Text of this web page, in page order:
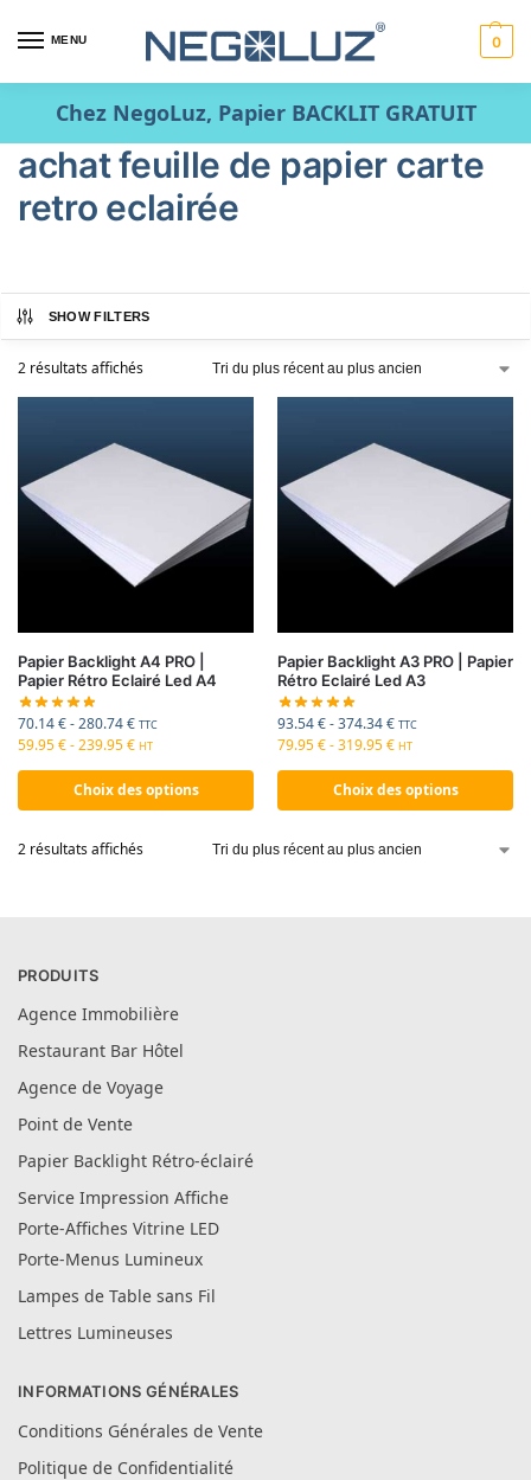
MENU 0
Chez NegoLuz, Papier BACKLIT GRATUIT
achat feuille de papier carte
retro eclairée
SHOW FILTERS
2 résultats affichés
Papier Backlight A4 PRO |
Papier Rétro Eclairé Led A4
70.14€-280.74€ TTC
59.95€-239.95€ HT
Choix des options
Papier Backlight A3 PRO | Papier
Rétro Eclairé Led A3
93.54€-374.34€ TTC
79.95€-319.95€ HT
Choix des options
2 résultats affichés
PRODUITS
Agence Immobilière
Restaurant Bar Hôtel
Agence de Voyage
Point de Vente
Papier Backlight Rétro-éclairé
Service Impression Affiche
Porte-Affiches Vitrine LED
Porte-Menus Lumineux
Lampes de Table sans Fil
Lettres Lumineuses
INFORMATIONS GÉNÉRALES
Conditions Générales de Vente
Politique de Confidentialité